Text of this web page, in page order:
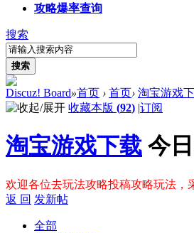
攻略爆率查询
搜索
搜索
Discuz! Board»首页 › 首页› 淘宝游戏
收藏本版 (92) |订阅
淘宝游戏下载 今
欢迎各位去玩法攻略投稿攻略玩法，
返 回 发新帖
全部